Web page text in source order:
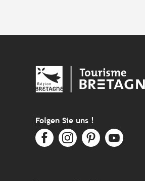
Folgen Sie uns !